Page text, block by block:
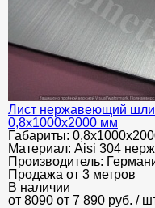
Лист нержавеющий
0,8х1000х2000 мм
Габариты:
Материал: Aisi 304
Производитель:
Продажа от 3 метров
В наличии
от 8090 от 7 890 руб. /